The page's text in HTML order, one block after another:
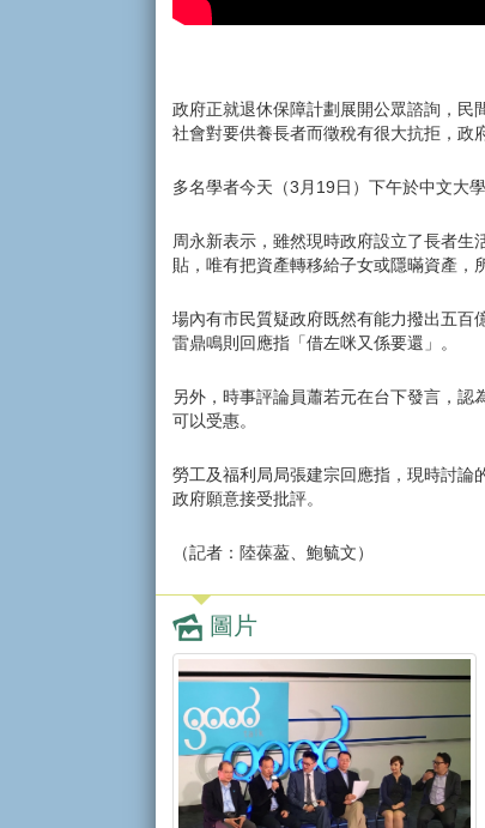
政府正就退休保障計劃展開公眾諮詢，民
社會對要供養長者而徵稅有很大抗拒，政
多名學者今天（3月19日）下午於中文大
周永新表示，雖然現時政府設立了長者
貼，唯有把資產轉移給子女或隱暪資產，
場內有市民質疑政府既然有能力撥出五百
雷鼎鳴則回應指「借左咪又係要還」。
另外，時事評論員蕭若元在台下發言，
可以受惠。
勞工及福利局局張建宗回應指，現時討論
政府願意接受批評。
（記者：陸葆萾、鮑毓文）
圖片